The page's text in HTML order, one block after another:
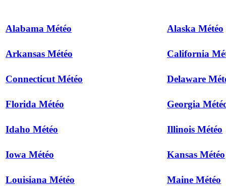
Alabama Météo Alaska Météo
Arkansas Météo California
Connecticut Météo Delaware
Florida Météo Georgia
Idaho Météo Illinois Météo
Iowa Météo Kansas Météo
Louisiana Météo Maine Météo